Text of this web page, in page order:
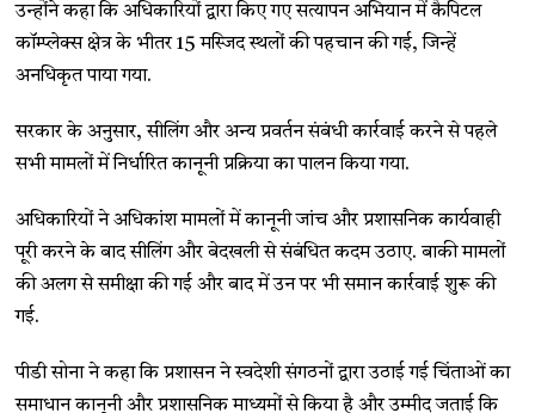
उन्होंने कहा कि अधिकारियों द्वारा किए गए सत्यापन अभियान में कैपिटल
कॉम्प्लेक्स क्षेत्र के भीतर 15 मस्जिद स्थलों की पहचान की गई, जिन्हें
अनधिकृत पाया गया.
सरकार के अनुसार, सीलिंग और अन्य प्रवर्तन संबंधी कार्रवाई करने से पहले
सभी मामलों में निर्धारित कानूनी प्रक्रिया का पालन किया गया.
अधिकारियों ने अधिकांश मामलों में कानूनी जांच और प्रशासनिक कार्यवाही
पूरी करने के बाद सीलिंग और बेदखली से संबंधित कदम उठाए. बाकी मामलों
की अलग से समीक्षा की गई और बाद में उन पर भी समान कार्रवाई शुरू की
गई.
पीडी सोना ने कहा कि प्रशासन ने स्वदेशी संगठनों द्वारा उठाई गई चिंताओं का
समाधान कानूनी और प्रशासनिक माध्यमों से किया है और उम्मीद जताई कि